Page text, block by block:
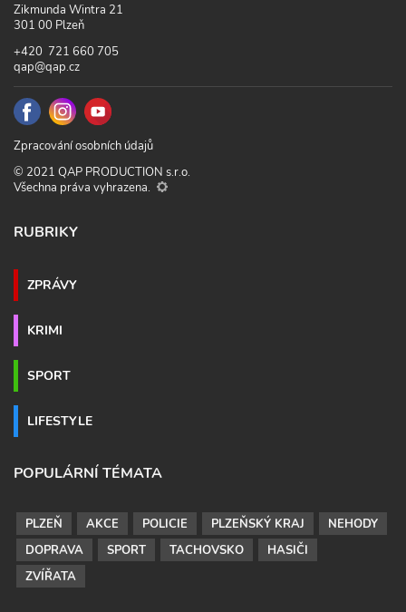
Zikmunda Wintra 21
301 00 Plzeň
+420 721 660 705
qap@qap.cz
Zpracování osobních údajů
© 2021 QAP PRODUCTION s.r.o.
Všechna práva vyhrazena.
RUBRIKY
ZPRÁVY
KRIMI
SPORT
LIFESTYLE
POPULÁRNÍ TÉMATA
PLZEŇ AKCE POLICIE PLZEŇSKÝ KRAJ
NEHODY
DOPRAVA
SPORT TACHOVSKO
HASIČI
ZVÍŘATA